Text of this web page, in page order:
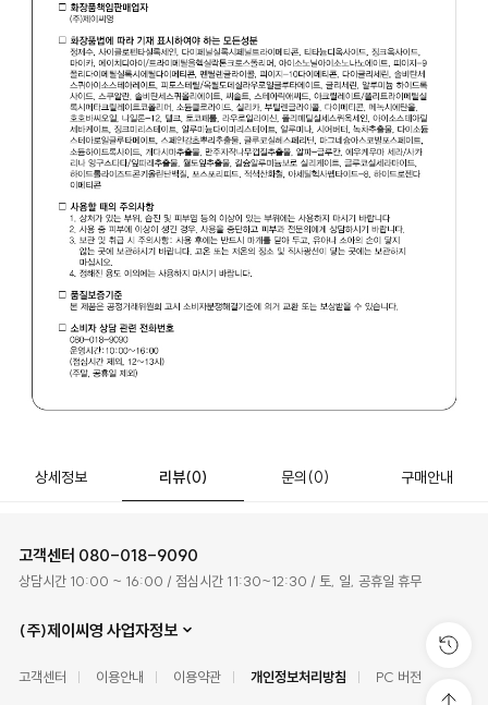
상세정보 리뷰(0) 문의 (0) 구매안내
고객센터 080-018-9090
상담시간 10:00 ~ 16:00 / 점심시간 11:30~12:30 / 토, 일, 공휴일 휴무
(주)제이씨영 사업자정보
고객센터 이용안내 이용약관 개인정보처리방침 PC 버전